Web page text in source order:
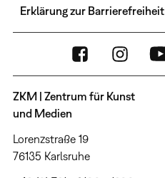
Erklärung zur Barrierefreiheit
ZKM | Zentrum für Kunst
und Medien
Lorenzstraße 19
76135 Karlsruhe